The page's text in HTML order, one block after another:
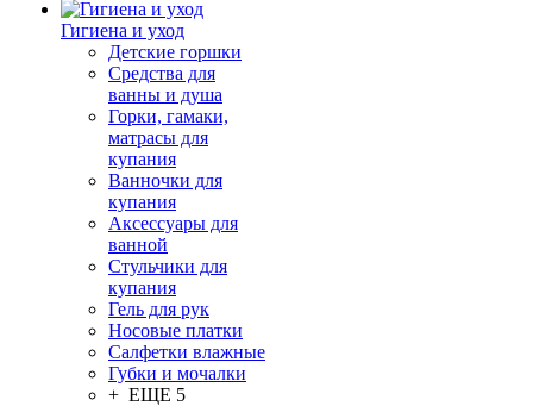
Гигиена и уход
Детские горшки
Средства для
ванны и душа
Горки, гамаки,
матрасы для
купания
Ванночки для
купания
Аксессуары для
ванной
Стульчики для
купания
Гель для рук
Носовые платки
Салфетки влажные
Губки и мочалки
+ ЕЩЕ 5